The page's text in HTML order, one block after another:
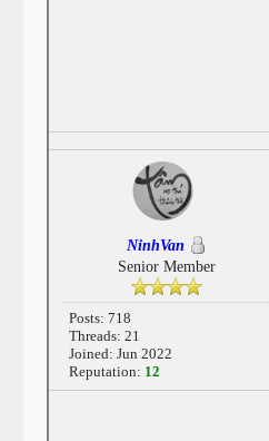
NinhVan
Senior Member
Posts: 718
Threads: 21
Joined: Jun 2022
Reputation: 12